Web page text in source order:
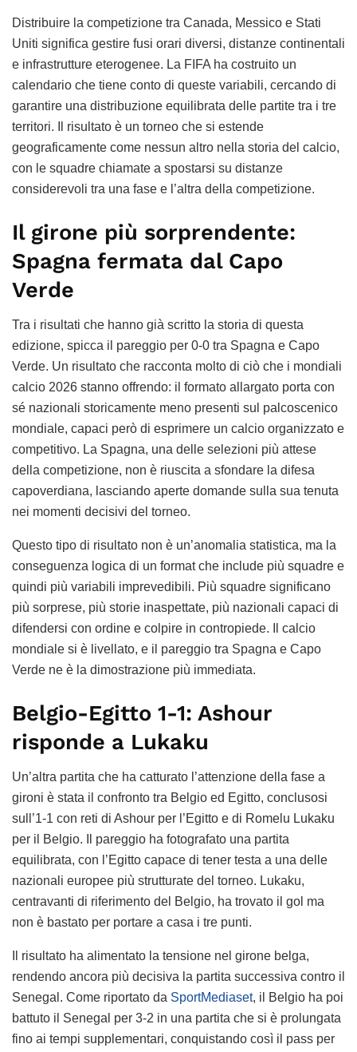
Distribuire la competizione tra Canada, Messico e Stati
Uniti significa gestire fusi orari diversi, distanze continentali
e infrastrutture eterogenee. La FIFA ha costruito un
calendario che tiene conto di queste variabili, cercando di
garantire una distribuzione equilibrata delle partite tra i tre
territori. Il risultato è un torneo che si estende
geograficamente come nessun altro nella storia del calcio,
con le squadre chiamate a spostarsi su distanze
considerevoli tra una fase e l’altra della competizione.
Il girone più sorprendente:
Spagna fermata dal Capo
Verde
Tra i risultati che hanno già scritto la storia di questa
edizione, spicca il pareggio per 0-0 tra Spagna e Capo
Verde. Un risultato che racconta molto di ciò che i mondiali
calcio 2026 stanno offrendo: il formato allargato porta con
sé nazionali storicamente meno presenti sul palcoscenico
mondiale, capaci però di esprimere un calcio organizzato e
competitivo. La Spagna, una delle selezioni più attese
della competizione, non è riuscita a sfondare la difesa
capoverdiana, lasciando aperte domande sulla sua tenuta
nei momenti decisivi del torneo.
Questo tipo di risultato non è un’anomalia statistica, ma la
conseguenza logica di un format che include più squadre e
quindi più variabili imprevedibili. Più squadre significano
più sorprese, più storie inaspettate, più nazionali capaci di
difendersi con ordine e colpire in contropiede. Il calcio
mondiale si è livellato, e il pareggio tra Spagna e Capo
Verde ne è la dimostrazione più immediata.
Belgio-Egitto 1-1: Ashour
risponde a Lukaku
Un’altra partita che ha catturato l’attenzione della fase a
gironi è stata il confronto tra Belgio ed Egitto, conclusosi
sull’1-1 con reti di Ashour per l’Egitto e di Romelu Lukaku
per il Belgio. Il pareggio ha fotografato una partita
equilibrata, con l’Egitto capace di tener testa a una delle
nazionali europee più strutturate del torneo. Lukaku,
centravanti di riferimento del Belgio, ha trovato il gol ma
non è bastato per portare a casa i tre punti.
Il risultato ha alimentato la tensione nel girone belga,
rendendo ancora più decisiva la partita successiva contro il
Senegal. Come riportato da SportMediaset, il Belgio ha poi
battuto il Senegal per 3-2 in una partita che si è prolungata
fino ai tempi supplementari, conquistando così il pass per